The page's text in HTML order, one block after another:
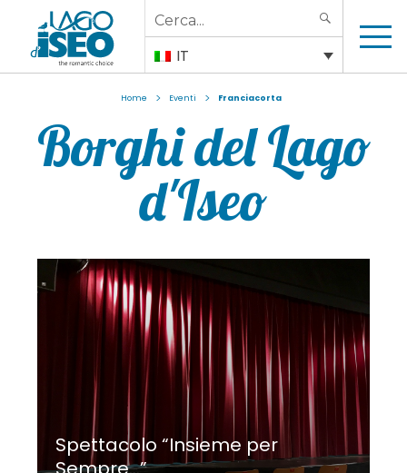
Search
for:
IT
Home > Eventi > Franciacorta
Borghi del Lago
d'Iseo
Spettacolo “Insieme per